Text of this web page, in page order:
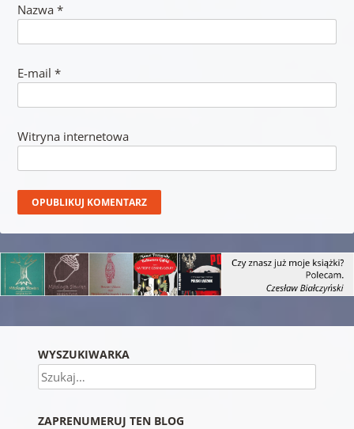
Nazwa *
E-mail *
Witryna internetowa
WYSZUKIWARKA
Szukaj
ZAPRENUMERUJ TEN BLOG